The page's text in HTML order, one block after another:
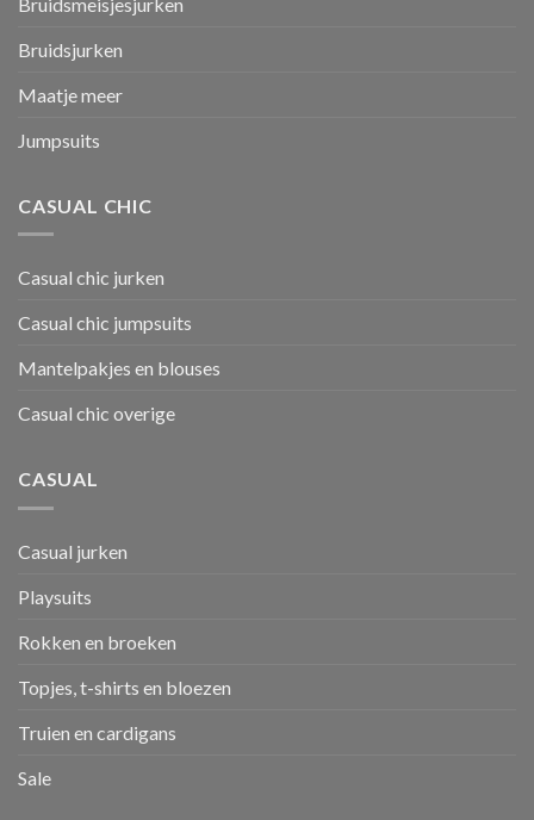
Bruidsjurken
Maatje meer
Jumpsuits
CASUAL CHIC
Casual chic jurken
Casual chic jumpsuits
Mantelpakjes en blouses
Casual chic overige
CASUAL
Casual jurken
Playsuits
Rokken en broeken
Topjes, t-shirts en bloezen
Truien en cardigans
Sale